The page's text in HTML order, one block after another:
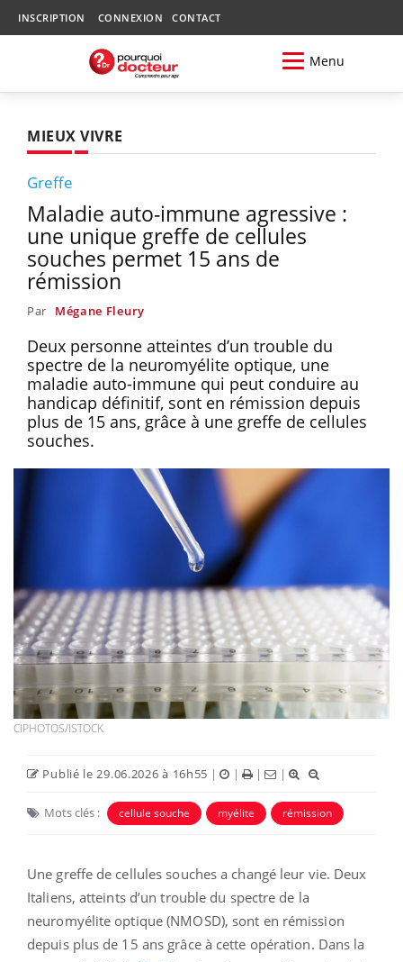
INSCRIPTION CONNEXION CONTACT
Menu
MIEUX VIVRE
Greffe
Maladie auto-immune agressive :
une unique greffe de cellules
souches permet 15 ans de
rémission
Par Mégane Fleury
Deux personne atteintes d’un trouble du
spectre de la neuromyélite optique, une
maladie auto-immune qui peut conduire au
handicap définitif, sont en rémission depuis
plus de 15 ans, grâce à une greffe de cellules
souches.
CIPHOTOS/ISTOCK
Publié le 29.06.2026 à 16h55 | | | |
Mots clés : cellule souche myélite rémission
Une greffe de cellules souches a changé leur vie. Deux
Italiens, atteints d’un trouble du spectre de la
neuromyélite optique (NMOSD), sont en rémission
depuis plus de 15 ans grâce à cette opération. Dans la